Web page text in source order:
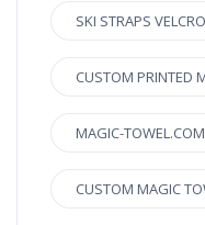
SKI STRAPS VELCRO
CUSTOM PRINTED
MAGIC-TOWEL.COM
CUSTOM MAGIC